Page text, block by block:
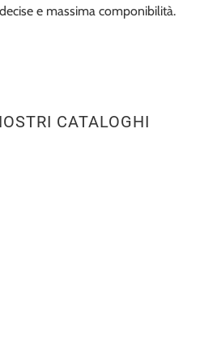
e massima componibilità.
CATALOGHI